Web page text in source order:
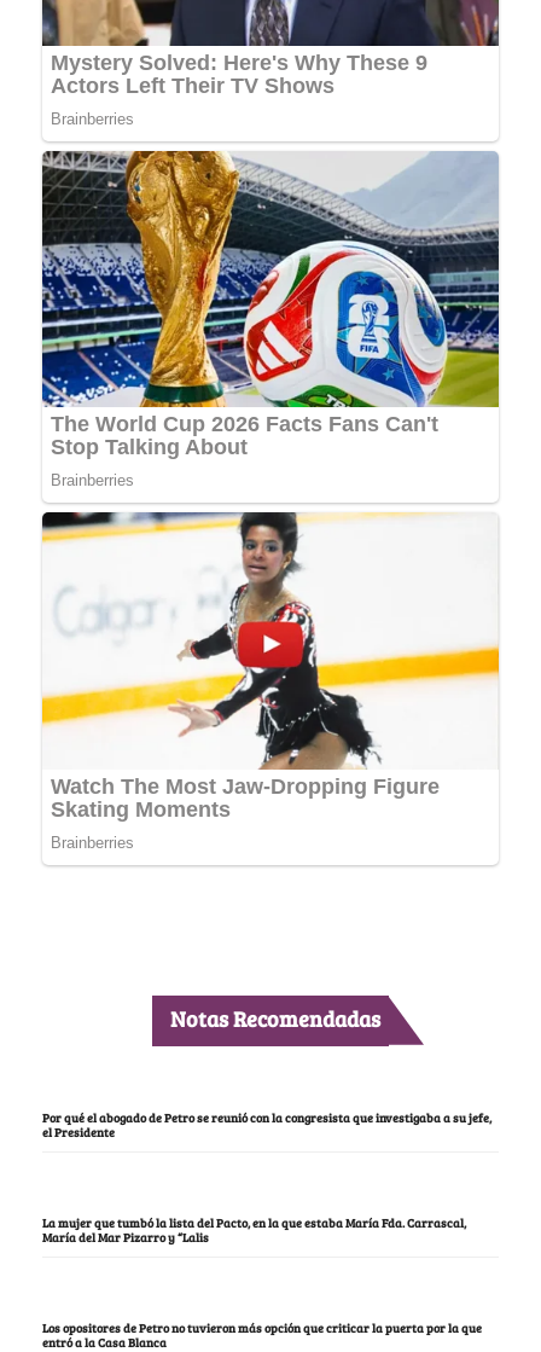
Notas Recomendadas
Por qué el abogado de Petro se reunió con la congresista que investigaba a su jefe,
el Presidente
La mujer que tumbó la lista del Pacto, en la que estaba María Fda. Carrascal,
María del Mar Pizarro y “Lalis
Los opositores de Petro no tuvieron más opción que criticar la puerta por la que
entró a la Casa Blanca